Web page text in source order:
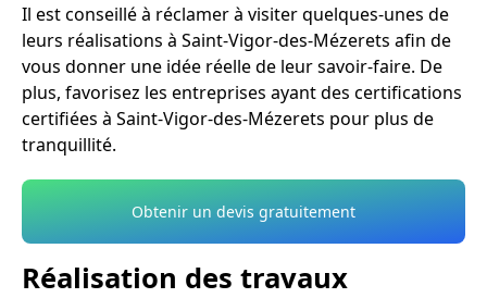
Il est conseillé à réclamer à visiter quelques-unes de
leurs réalisations à Saint-Vigor-des-Mézerets afin de
vous donner une idée réelle de leur savoir-faire. De
plus, favorisez les entreprises ayant des certifications
certifiées à Saint-Vigor-des-Mézerets pour plus de
tranquillité.
Obtenir un devis gratuitement
Réalisation des travaux